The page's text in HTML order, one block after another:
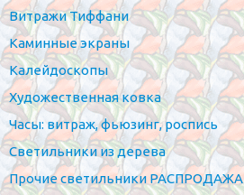
Витражи Тиффани
Каминные экраны
Калейдоскопы
Художественная ковка
Часы: витраж, фьюзинг, роспись
Светильники из дерева
Прочие светильники РАСПРОДАЖА